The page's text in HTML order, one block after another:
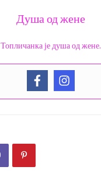
Душа од жене
Топличанка је душа од жене.